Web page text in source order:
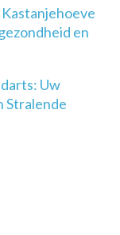
Kastanjehoeve
en
Uw
Stralende